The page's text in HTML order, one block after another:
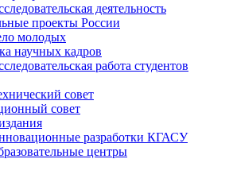
деятельность
проекты России
молодых
научных кадров
работа студентов
совет
совет
разработки КГАСУ
центры